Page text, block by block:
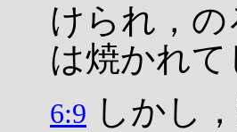
けられ，
は焼かれ
6:9 しかし